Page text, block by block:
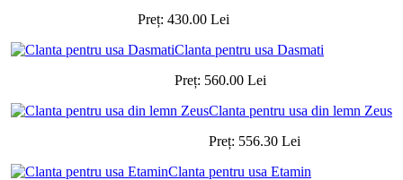
Preț: 430.00 Lei
Clanta pentru usa Dasmati
Preț: 560.00 Lei
Clanta pentru usa din lemn Zeus
Preț: 556.30 Lei
Clanta pentru usa Etamin